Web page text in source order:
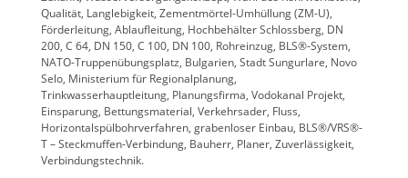
Qualität, Langlebigkeit, Zementmörtel-Umhüllung (ZM-U),
Förderleitung, Ablaufleitung, Hochbehälter Schlossberg, DN
200, C 64, DN 150, C 100, DN 100, Rohreinzug, BLS®-System,
NATO-Truppenübungsplatz, Bulgarien, Stadt Sungurlare, Novo
Selo, Ministerium für Regionalplanung,
Trinkwasserhauptleitung, Planungsfirma, Vodokanal Projekt,
Einsparung, Bettungsmaterial, Verkehrsader, Fluss,
Horizontalspülbohrverfahren, grabenloser Einbau, BLS®/VRS®-
T – Steckmuffen-Verbindung, Bauherr, Planer, Zuverlässigkeit,
Verbindungstechnik.